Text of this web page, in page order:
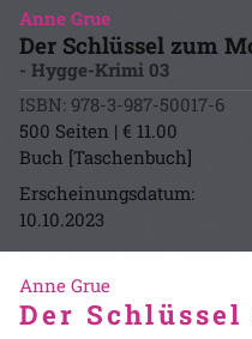
Anne Grue
Der Schlüssel zum
- Hygge-Krimi 03
ISBN: 978-3-987-50017-6
500 Seiten | € 11.00
Buch [Taschenbuch]
Erscheinungsdatum:
10.10.2023
Anne Grue
Der